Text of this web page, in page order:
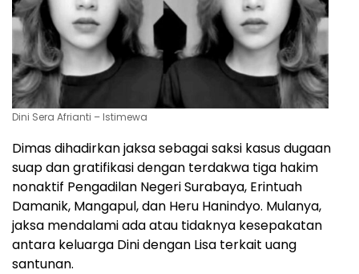
Dini Sera Afrianti – Istimewa
Dimas dihadirkan jaksa sebagai saksi kasus dugaan
suap dan gratifikasi dengan terdakwa tiga hakim
nonaktif Pengadilan Negeri Surabaya, Erintuah
Damanik, Mangapul, dan Heru Hanindyo. Mulanya,
jaksa mendalami ada atau tidaknya kesepakatan
antara keluarga Dini dengan Lisa terkait uang
santunan.